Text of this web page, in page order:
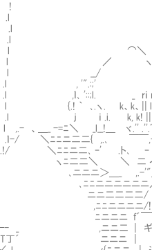
l
l
l r＝,
＿_|i l
l .Ⅶ ＿
ヽ .! l
__/ ､_ !
, '".:;'
'::;l. _ rｉ r,
.ヽ. k、k、||
ｉ .i. k, k! || ﾘi!
、＿_ -=ﾆ＼ _l__!＿
-/ ＼ﾆﾆニ二二{ ,.､
.l .!/ ＼ﾆﾆニ二､ ｰ' .
.ｌ l ヽﾆ二二＼ ＼
l. l ､ニニニ＞＿_
.l .l ､ﾆﾆニニニ
.l .l ニニ二二二二/
===.l ﾊ ! ,ﾆﾆニニ
ｰ! ﾆニニニ f´￣￣￣￣￣
└- _ ,ニニ二 |
7｀"‐--－